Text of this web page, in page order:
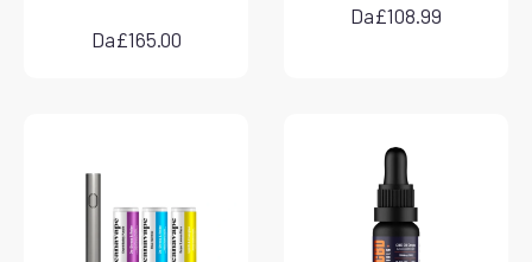
Da£165.00
Da£108.99